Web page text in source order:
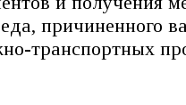
причиненного
транспортных